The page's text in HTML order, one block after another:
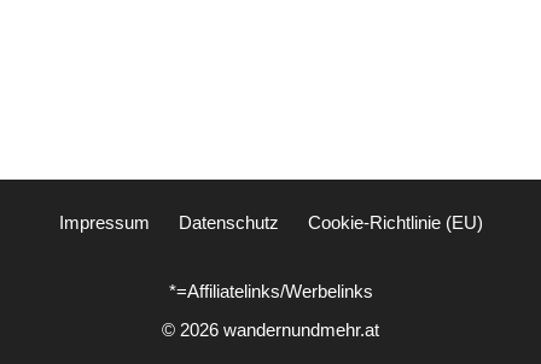
Impressum Datenschutz Cookie-Richtlinie (EU)
*=Affiliatelinks/Werbelinks
© 2026 wandernundmehr.at